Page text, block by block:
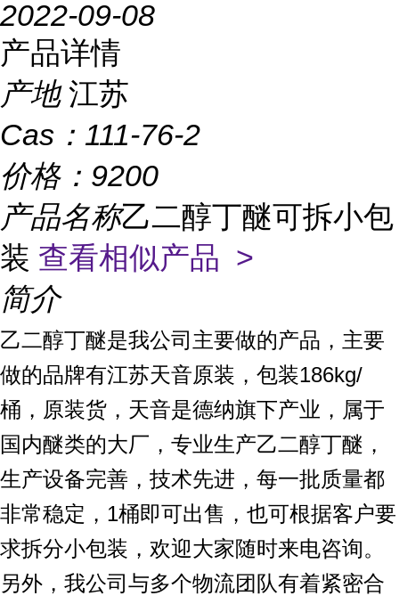
2022-09-08
产品详情
产地 江苏
Cas： 111-76-2
价格： 9200
产品名称乙二醇丁醚可拆小包
装 查看相似产品 >
简介
乙二醇丁醚是我公司主要做的产品，主要
做的品牌有江苏天音原装，包装186kg/
桶，原装货，天音是德纳旗下产业，属于
国内醚类的大厂，专业生产乙二醇丁醚，
生产设备完善，技术先进，每一批质量都
非常稳定，1桶即可出售，也可根据客户要
求拆分小包装，欢迎大家随时来电咨询。
另外，我公司与多个物流团队有着紧密合